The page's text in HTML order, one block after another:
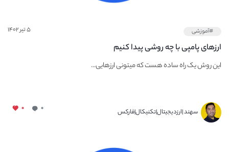
#آموزشی ۵ تیر ۱۴۰۲
ارزهای پامپی با چه روشی پیدا کنیم
این روش یک راه ساده هست که میتونی ارزهایی...
سهند |ارزدیجیتال|تکنیکال|فارکس ۰ ۰